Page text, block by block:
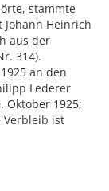
stammte
Heinrich
aus der
314).
an den
Lederer
Oktober 1925;
Verbleib ist